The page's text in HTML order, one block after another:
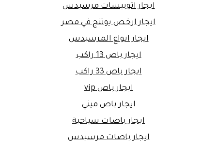
ايجار اتوبيسات مرسيدس
ايجار ارخص يوتنج في مصر
ايجار انواع المرسيدس
ايجار باص 13 راكب
ايجار باص 33 راكب
ايجار باص vip
ايجار باص ميني
ايجار باصات سياحية
ايجار باصات مرسيدس